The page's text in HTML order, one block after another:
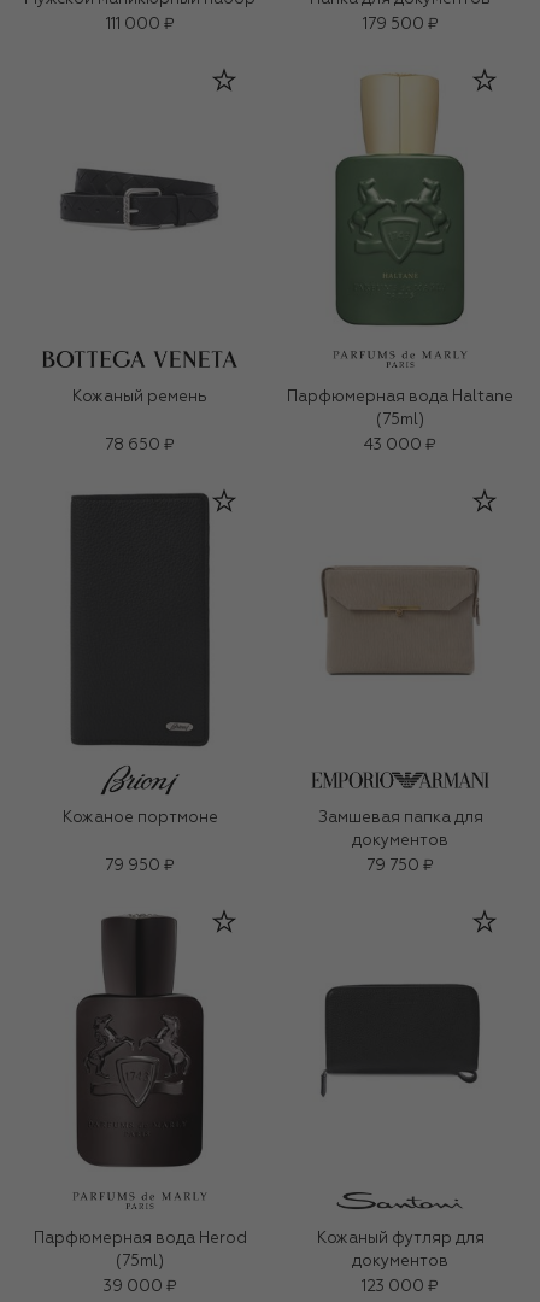
111 000 ₽
179 500 ₽
Кожаный ремень
78 650 ₽
Парфюмерная вода Haltane
(75ml)
43 000 ₽
Кожаное портмоне
79 950 ₽
Замшевая папка для
документов
79 750 ₽
Парфюмерная вода Herod
(75ml)
39 000 ₽
Кожаный футляр для
документов
123 000 ₽